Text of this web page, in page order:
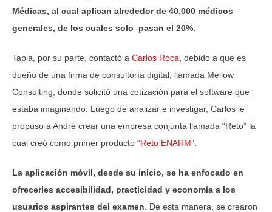
Médicas, al cual aplican alrededor de 40,000 médicos
generales, de los cuales solo pasan el 20%.
Tapia, por su parte, contactó a Carlos Roca , debido a que es
dueño de una firma de consultoría digital, llamada Mellow
Consulting, donde solicitó una cotización para el software que
estaba imaginando. Luego de analizar e investigar, Carlos le
propuso a André crear una empresa conjunta llamada “Reto” la
cual creó como primer producto “Reto ENARM”.
La aplicación móvil, desde su inicio, se ha enfocado en
ofrecerles accesibilidad, practicidad y economía a los
usuarios aspirantes del examen . De esta manera, se crearon